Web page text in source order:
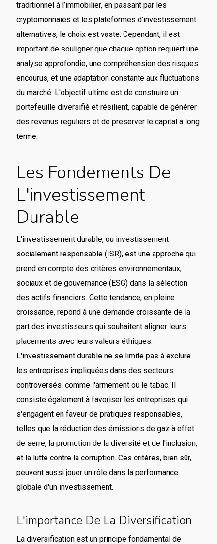
traditionnel à l’immobilier, en passant par les
cryptomonnaies et les plateformes d’investissement
alternatives, le choix est vaste. Cependant, il est
important de souligner que chaque option requiert une
analyse approfondie, une compréhension des risques
encourus, et une adaptation constante aux fluctuations
du marché. L'objectif ultime est de construire un
portefeuille diversifié et résilient, capable de générer
des revenus réguliers et de préserver le capital à long
terme.
Les Fondements De
L'investissement
Durable
L'investissement durable, ou investissement
socialement responsable (ISR), est une approche qui
prend en compte des critères environnementaux,
sociaux et de gouvernance (ESG) dans la sélection
des actifs financiers. Cette tendance, en pleine
croissance, répond à une demande croissante de la
part des investisseurs qui souhaitent aligner leurs
placements avec leurs valeurs éthiques.
L'investissement durable ne se limite pas à exclure
les entreprises impliquées dans des secteurs
controversés, comme l'armement ou le tabac. Il
consiste également à favoriser les entreprises qui
s'engagent en faveur de pratiques responsables,
telles que la réduction des émissions de gaz à effet
de serre, la promotion de la diversité et de l'inclusion,
et la lutte contre la corruption. Ces critères, bien sûr,
peuvent aussi jouer un rôle dans la performance
globale d'un investissement.
L'importance De La Diversification
La diversification est un principe fondamental de